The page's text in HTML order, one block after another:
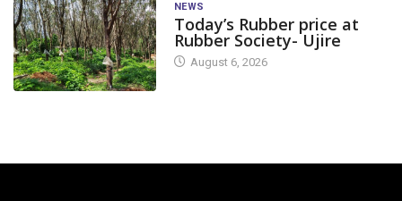
NEWS
Today’s Rubber price at
Rubber Society- Ujire
August 6, 2026